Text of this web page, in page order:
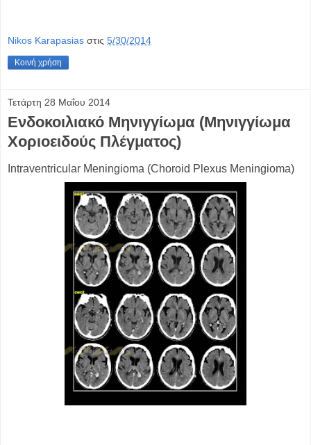
Nikos Karapasias στις 5/30/2014
Κοινή χρήση
Τετάρτη 28 Μαΐου 2014
Ενδοκοιλιακό Μηνιγγίωμα (Μηνιγγίωμα
Χοριοειδούς Πλέγματος)
Intraventricular Μeningioma (Choroid Plexus Meningioma)